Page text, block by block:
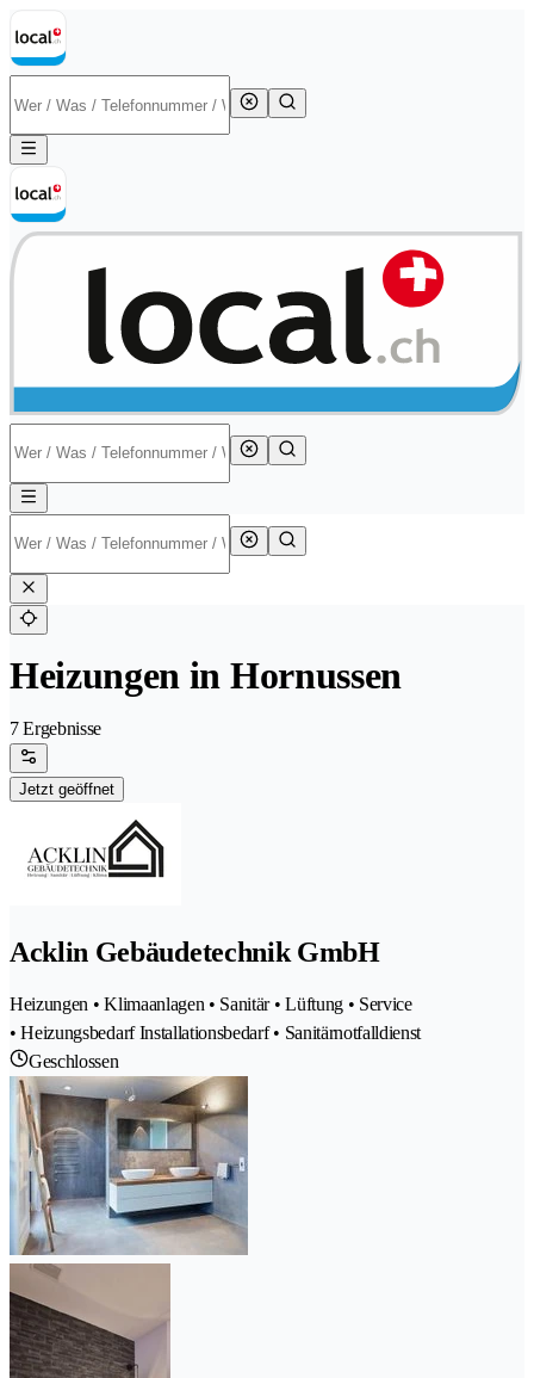
Heizungen in Hornussen
7 Ergebnisse
Jetzt geöffnet
Acklin Gebäudetechnik GmbH
Heizungen • Klimaanlagen • Sanitär • Lüftung • Service
• Heizungsbedarf Installationsbedarf • Sanitärnotfalldienst
Geschlossen